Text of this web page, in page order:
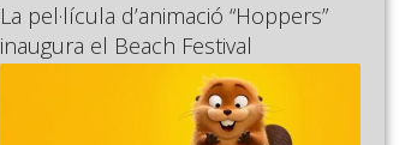
La pel·lícula d’animació “Hoppers”
inaugura el Beach Festival